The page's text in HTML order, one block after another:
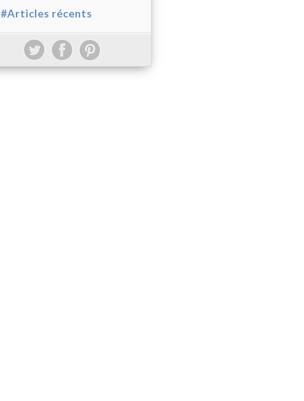
#Articles récents